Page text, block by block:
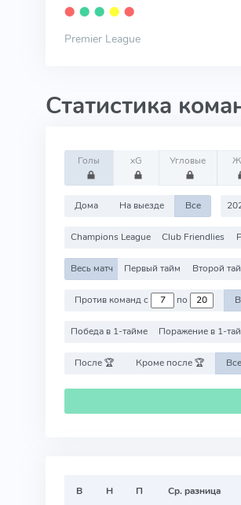
⬤ ⬤ ⬤ ⬤ ⬤
Premier League
Статистика
Голы xG Угловые
Дома На выезде Все
Champions League Club Friendlies
Весь матч Первый тайм Второй
Против команд с по
Победа в 1-тайме Поражение в 1-
После 🏆 Кроме после 🏆 Все
В Н П Ср. разница